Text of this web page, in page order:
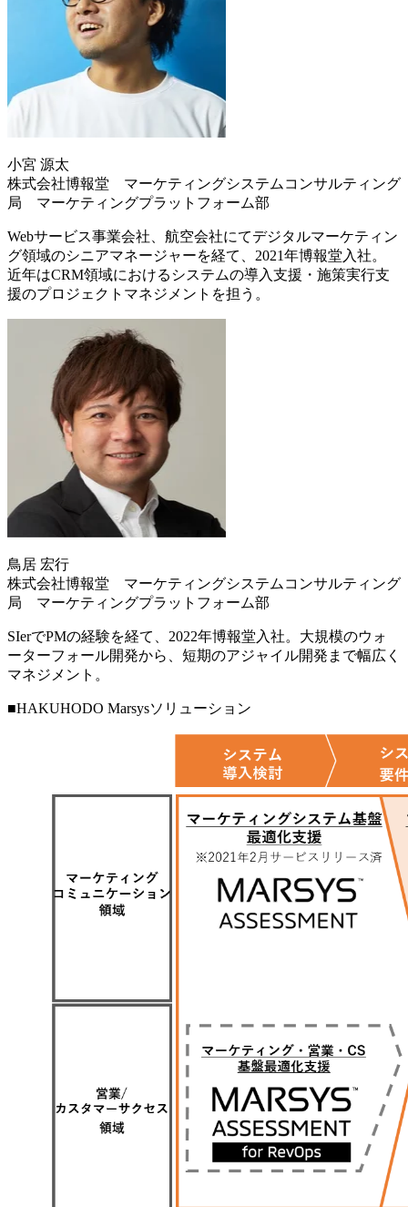
小宮 源太
株式会社博報堂 マーケティングシステムコンサルティング
局 マーケティングプラットフォーム部
Webサービス事業会社、航空会社にてデジタルマーケティン
グ領域のシニアマネージャーを経て、2021年博報堂入社。
近年はCRM領域におけるシステムの導入支援・施策実行支
援のプロジェクトマネジメントを担う。
鳥居 宏行
株式会社博報堂 マーケティングシステムコンサルティング
局 マーケティングプラットフォーム部
SIerでPMの経験を経て、2022年博報堂入社。大規模のウォ
ーターフォール開発から、短期のアジャイル開発まで幅広く
マネジメント。
■HAKUHODO Marsysソリューション